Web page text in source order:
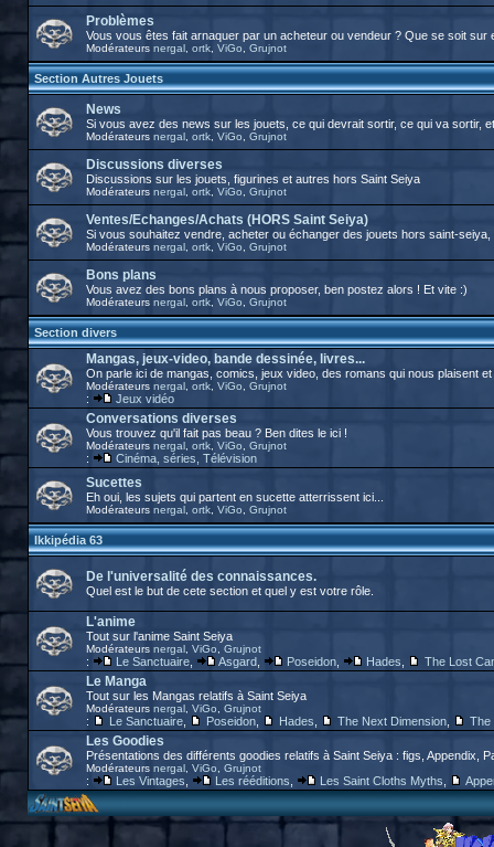
Problèmes
Vous vous êtes fait arnaquer par un acheteur ou vendeur ? Que se soit sur
Modérateurs nergal, ortk, ViGo Grujnot
Section Autres Jouets
News
Si vous avez des news sur les jouets, ce qui devrait sortir, ce qui va sortir,
Modérateurs nergal, ortk, ViGo Grujnot
Discussions diverses
Discussions sur les jouets, figurines et autres hors Saint Seiya
Modérateurs nergal, ortk, ViGo Grujnot
Ventes/Echanges/Achats (HORS Saint Seiya)
Si vous souhaitez vendre, acheter ou échanger des jouets hors saint-seiya,
Modérateurs nergal, ortk, ViGo Grujnot
Bons plans
Vous avez des bons plans à nous proposer, ben postez alors ! Et vite :)
Modérateurs nergal, ortk, ViGo Grujnot
Section divers
Mangas, jeux-video, bande dessinée, livres...
On parle ici de mangas, comics, jeux video, des romans qui nous plaisent
Modérateurs nergal, ortk, ViGo Grujnot
: Jeux vidéo
Conversations diverses
Vous trouvez qu'il fait pas beau ? Ben dites le ici !
Modérateurs nergal, ortk, ViGo Grujnot
: Cinéma, séries, Télévision
Sucettes
Eh oui, les sujets qui partent en sucette atterrissent ici...
Modérateurs nergal, ortk, ViGo Grujnot
Ikkipédia 63
De l'universalité des connaissances.
Quel est le but de cete section et quel y est votre rôle.
L'anime
Tout sur l'anime Saint Seiya
Modérateurs nergal, ViGo Grujnot
: Le Sanctuaire, Asgard, Poseidon, Hades The Lost
Le Manga
Tout sur les Mangas relatifs à Saint Seiya
Modérateurs nergal, ViGo Grujnot
: Le Sanctuaire, Poseidon, Hades The Next Dimension, The
Les Goodies
Présentations des différents goodies relatifs à Saint Seiya : figs, Appendix,
Modérateurs nergal, ViGo Grujnot
: Les Vintages Les rééditions Les Saint Cloths Myths